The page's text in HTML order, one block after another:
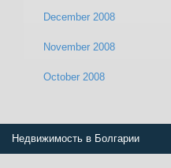
December 2008
November 2008
October 2008
Недвижимость в Болгарии